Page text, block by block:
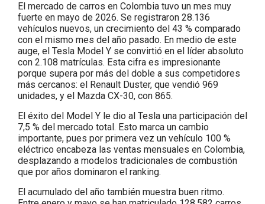
El mercado de carros en Colombia tuvo un mes muy
fuerte en mayo de 2026. Se registraron 28.136
vehículos nuevos, un crecimiento del 43 % comparado
con el mismo mes del año pasado. En medio de este
auge, el Tesla Model Y se convirtió en el líder absoluto
con 2.108 matrículas. Esta cifra es impresionante
porque supera por más del doble a sus competidores
más cercanos: el Renault Duster, que vendió 969
unidades, y el Mazda CX-30, con 865.
El éxito del Model Y le dio al Tesla una participación del
7,5 % del mercado total. Esto marca un cambio
importante, pues por primera vez un vehículo 100 %
eléctrico encabeza las ventas mensuales en Colombia,
desplazando a modelos tradicionales de combustión
que por años dominaron el ranking.
El acumulado del año también muestra buen ritmo.